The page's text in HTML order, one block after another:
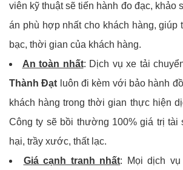
viên kỹ thuật sẽ tiến hành đo đạc, khảo
án phù hợp nhất cho khách hàng, giúp
bạc, thời gian của khách hàng.
An toàn nhất: Dịch vụ xe tải
Thành Đạt luôn đi kèm với bảo hành
khách hàng trong thời gian thực hiện
Công ty sẽ bồi thường 100% giá trị tài
hại, trầy xước, thất lạc.
Giá cạnh tranh nhất: Mọi dịch